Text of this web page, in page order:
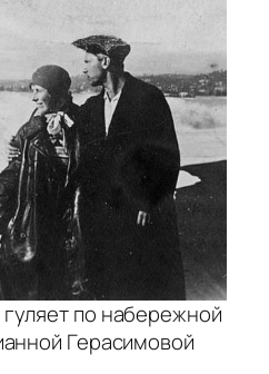
по набережной
Герасимовой